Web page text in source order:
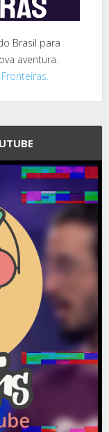
Brasil para
aventura.